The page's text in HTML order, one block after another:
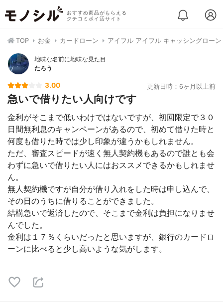
おすすめ商品がもらえる
クチコミポイ活サイト
TOP お金 カードローン アイフル アイフル キャッシングローン
地味な名前に地味な見た目
たろう
3.00 更新日時：6ヶ月以上前
急いで借りたい人向けです
金利がそこまで低いわけではないですが、初回限定で３０
日間無利息のキャンペーンがあるので、初めて借りた時と
何度も借りた時では少し印象が違うかもしれません。
ただ、審査スピードが速く無人契約機もあるので誰とも会
わずに急いで借りたい人にはおススメできるかもしれませ
ん。
無人契約機ですが自分が借り入れをした時は申し込んで、
その日のうちに借りることができました。
結構急いで返済したので、そこまで金利は負担になりませ
んでした。
金利は１７％くらいだったと思いますが、銀行のカードロ
ーンに比べると少し高いような気がします。